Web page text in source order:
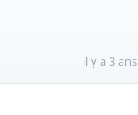
il y a 3 ans